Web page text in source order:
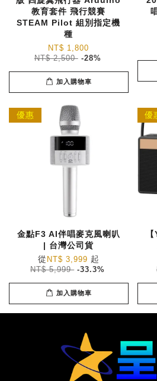
教育套件 飛行競賽
STEAM Pilot 組別指定機
種
NT$ 1,800
NT$ 2,500 -28%
加入購物車
優惠
金點F3 AI伴唱麥克風喇叭
| 台灣公司貨
從 NT$ 3,999 起
NT$ 5,999 -33.3%
加入購物車
優